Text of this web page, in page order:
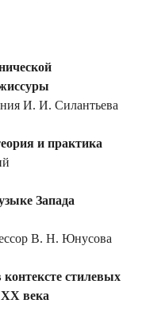
И. И. Силантьева
и практика
Запада
В. Н. Юнусова
стилевых
ХХ века